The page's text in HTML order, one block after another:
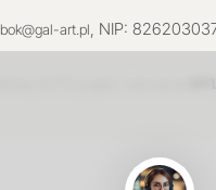
bok@gal-art.pl , NIP: